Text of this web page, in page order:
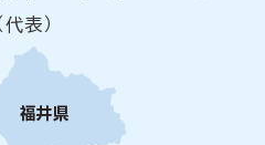
表）